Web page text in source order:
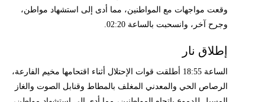
وقعت مواجهات مع المواطنين، مما أدى إلى استشهاد مواطن،
وجرح آخر، وانسحبت بالساعة 02:20.
إطلاق نار
الساعة 18:55 أطلقت قوات الإحتلال أثناء اقتحامها مخيم الفارعة،
الرصاص الحي والمعدني المغلف بالمطاط وقنابل الصوت والغاز